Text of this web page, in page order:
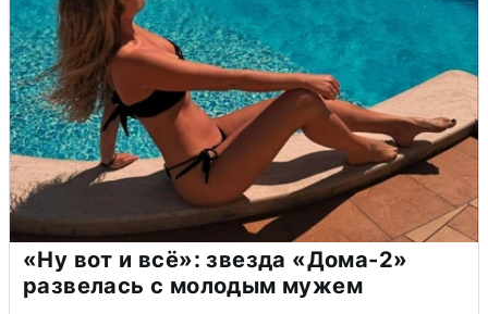
«Ну вот и всё»: звезда «Дома-2»
развелась с молодым мужем